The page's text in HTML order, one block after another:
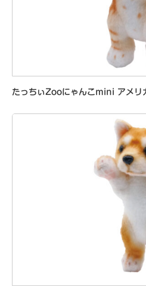
たっちぃZooにゃんこmini アメリ